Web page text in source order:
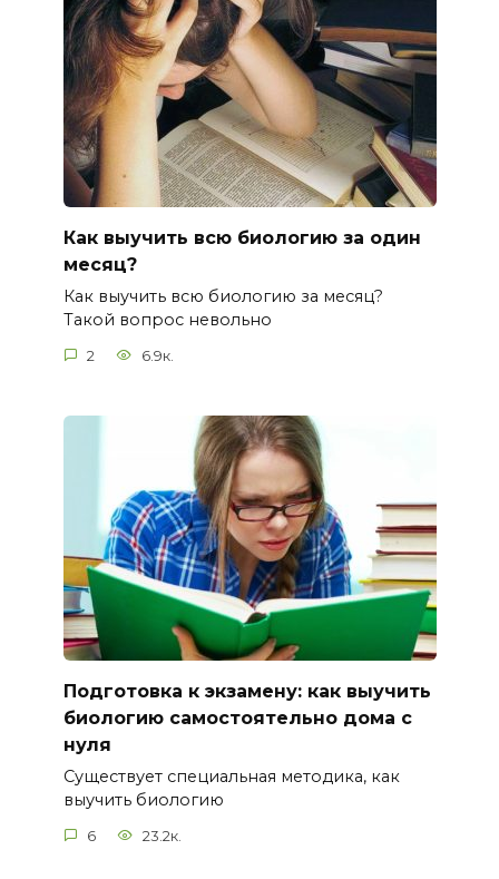
Как выучить всю биологию за один
месяц?
Как выучить всю биологию за месяц?
Такой вопрос невольно
2 6.9к.
Подготовка к экзамену: как выучить
биологию самостоятельно дома с
нуля
Существует специальная методика, как
выучить биологию
6 23.2к.